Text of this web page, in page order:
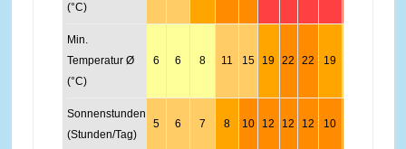
(°C)
Min.
Temperatur Ø
(°C)
6 6 8 11 15 19 22 22 19
Sonnenstunden
(Stunden/Tag)
5 6 7 8 10 12 12 12 10